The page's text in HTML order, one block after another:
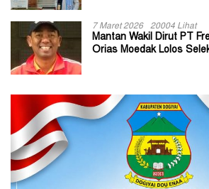
7 Maret 2026 20004 Lihat
Mantan Wakil Dirut PT
Orias Moedak Lolos